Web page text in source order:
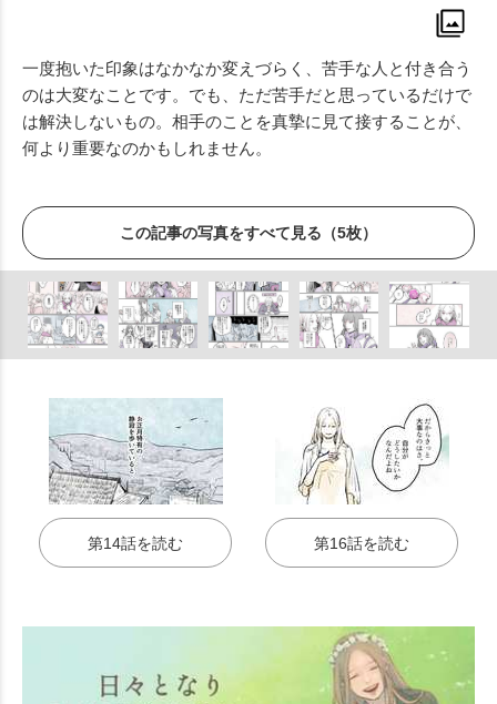
一度抱いた印象はなかなか変えづらく、苦手な人と付き合う
のは大変なことです。でも、ただ苦手だと思っているだけで
は解決しないもの。相手のことを真摯に見て接することが、
何より重要なのかもしれません。
この記事の写真をすべて見る（5枚）
第14話を読む 第16話を読む